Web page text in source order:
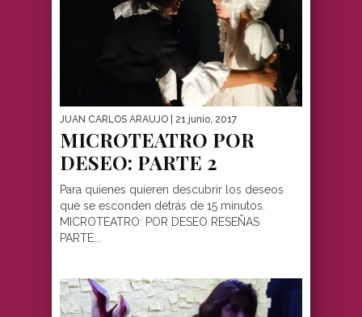
JUAN CARLOS ARAUJO | 21 junio, 2017
MICROTEATRO POR
DESEO: PARTE 2
Para quienes quieren descubrir los deseos
que se esconden detrás de 15 minutos.
MICROTEATRO: POR DESEO RESEÑAS
PARTE...